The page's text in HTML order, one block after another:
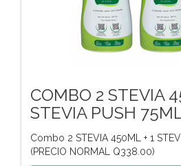
COMBO 2 STEVIA
STEVIA PUSH
Combo 2 STEVIA 450ML + 1
(PRECIO NORMAL Q338.00)